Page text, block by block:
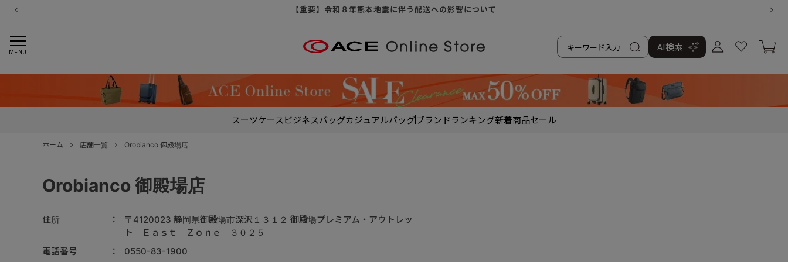
【重要】令和８年熊本地震に伴う配送への影響について
【重要】納品書・領収書ペーパーレス化（電子化）のお知らせ
【重要】天候不良や交通状況・物量増等に伴う配送への影響について
【重要】悪質な詐欺サイトにご注意ください
【重要】各種メールが届かない場合に関しまして
【重要】お問い合わせのご対応に関しまして
【重要】SNSのなりすまし詐欺にご注意ください
MENU AI検索
スーツケースビジネスバッグカジュアルバッグブランドランキング新着商品セール
ホーム 店舗一覧 Orobianco 御殿場店
Orobianco 御殿場店
住所
〒4120023 静岡県御殿場市深沢１３１２ 御殿場プレミアム・アウトレッ
ト Ｅａｓｔ Ｚｏｎｅ ３０２５
電話番号
0550-83-1900